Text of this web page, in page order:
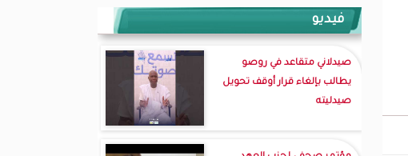
فيديو
صيدلاني متقاعد في روصو
يطالب بإلغاء قرار أوقف تحويل
صيدليته